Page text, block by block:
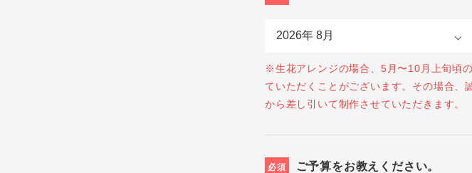
※生花アレンジの場合、5月〜10月上旬頃
ていただくことがございます。その場合、
から差し引いて制作させていただきます。
必須 ご予算をお教えください。